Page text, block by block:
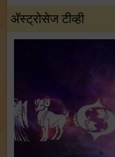
अ‍ॅस्ट्रोसेज टीव्ही